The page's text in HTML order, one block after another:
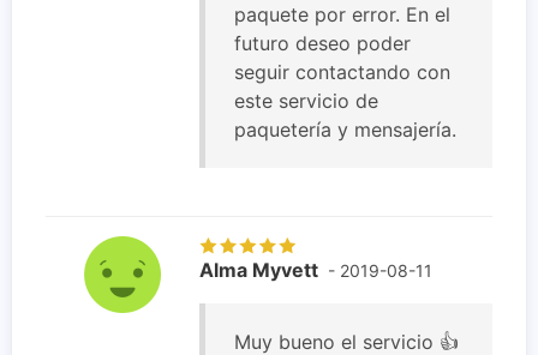
paquete por error. En el
futuro deseo poder
seguir contactando con
este servicio de
paquetería y mensajería.
Alma Myvett - 2019-08-11
Muy bueno el servicio 👍